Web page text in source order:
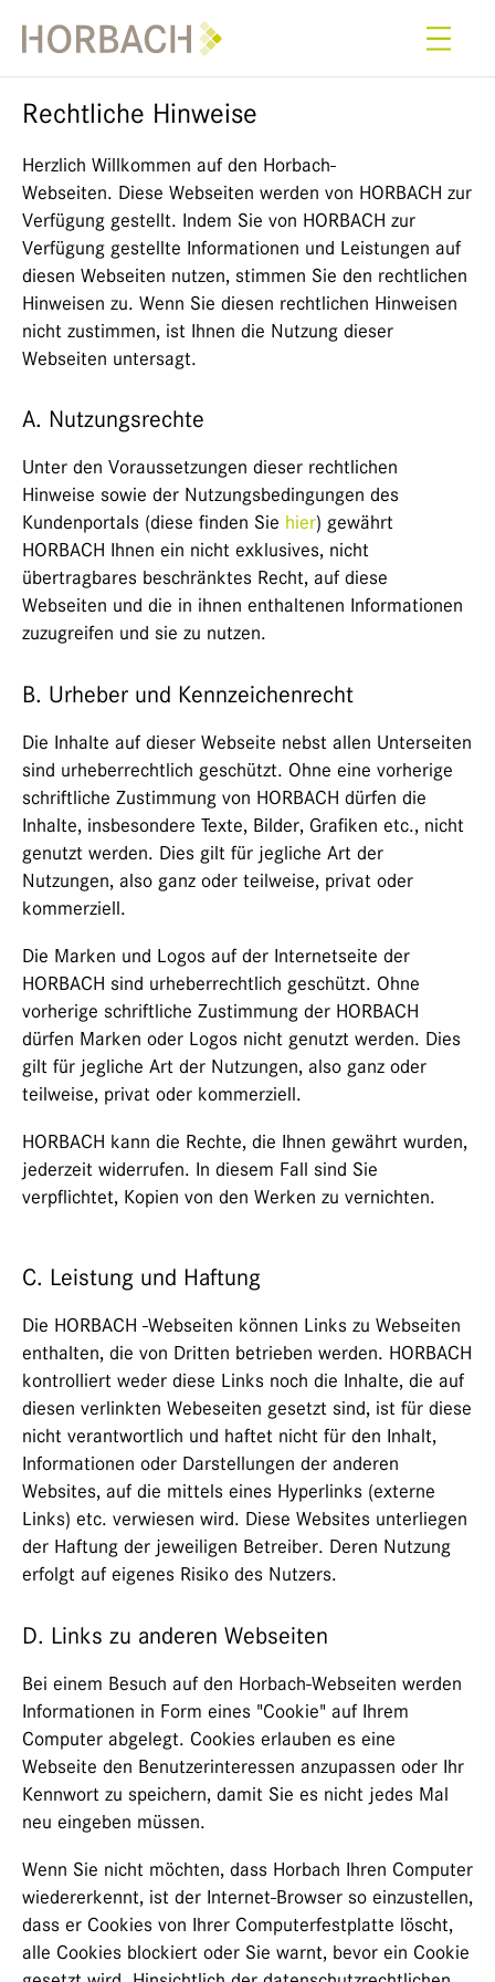
Rechtliche Hinweise
Herzlich Willkommen auf den Horbach-
Webseiten. Diese Webseiten werden von HORBACH zur
Verfügung gestellt. Indem Sie von HORBACH zur
Verfügung gestellte Informationen und Leistungen auf
diesen Webseiten nutzen, stimmen Sie den rechtlichen
Hinweisen zu. Wenn Sie diesen rechtlichen Hinweisen
nicht zustimmen, ist Ihnen die Nutzung dieser
Webseiten untersagt.
A. Nutzungsrechte
Unter den Voraussetzungen dieser rechtlichen
Hinweise sowie der Nutzungsbedingungen des
Kundenportals (diese finden Sie hier) gewährt
HORBACH Ihnen ein nicht exklusives, nicht
übertragbares beschränktes Recht, auf diese
Webseiten und die in ihnen enthaltenen Informationen
zuzugreifen und sie zu nutzen.
B. Urheber und Kennzeichenrecht
Die Inhalte auf dieser Webseite nebst allen Unterseiten
sind urheberrechtlich geschützt. Ohne eine vorherige
schriftliche Zustimmung von HORBACH dürfen die
Inhalte, insbesondere Texte, Bilder, Grafiken etc., nicht
genutzt werden. Dies gilt für jegliche Art der
Nutzungen, also ganz oder teilweise, privat oder
kommerziell.
Die Marken und Logos auf der Internetseite der
HORBACH sind urheberrechtlich geschützt. Ohne
vorherige schriftliche Zustimmung der HORBACH
dürfen Marken oder Logos nicht genutzt werden. Dies
gilt für jegliche Art der Nutzungen, also ganz oder
teilweise, privat oder kommerziell.
HORBACH kann die Rechte, die Ihnen gewährt wurden,
jederzeit widerrufen. In diesem Fall sind Sie
verpflichtet, Kopien von den Werken zu vernichten.
C. Leistung und Haftung
Die HORBACH -Webseiten können Links zu Webseiten
enthalten, die von Dritten betrieben werden. HORBACH
kontrolliert weder diese Links noch die Inhalte, die auf
diesen verlinkten Webeseiten gesetzt sind, ist für diese
nicht verantwortlich und haftet nicht für den Inhalt,
Informationen oder Darstellungen der anderen
Websites, auf die mittels eines Hyperlinks (externe
Links) etc. verwiesen wird. Diese Websites unterliegen
der Haftung der jeweiligen Betreiber. Deren Nutzung
erfolgt auf eigenes Risiko des Nutzers.
D. Links zu anderen Webseiten
Bei einem Besuch auf den Horbach-Webseiten werden
Informationen in Form eines "Cookie" auf Ihrem
Computer abgelegt. Cookies erlauben es eine
Webseite den Benutzerinteressen anzupassen oder Ihr
Kennwort zu speichern, damit Sie es nicht jedes Mal
neu eingeben müssen.
Wenn Sie nicht möchten, dass Horbach Ihren Computer
wiedererkennt, ist der Internet-Browser so einzustellen,
dass er Cookies von Ihrer Computerfestplatte löscht,
alle Cookies blockiert oder Sie warnt, bevor ein Cookie